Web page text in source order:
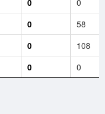
0
0
0
58
0
108
0 0